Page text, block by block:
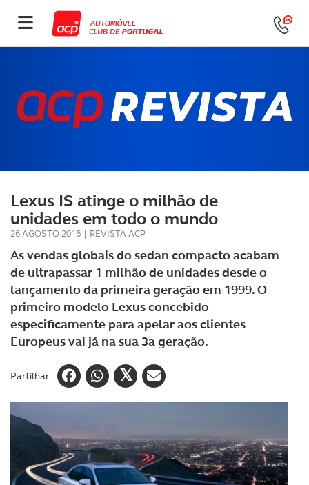
Lexus IS atinge o milhão de
unidades em todo o mundo
26 AGOSTO 2016 | REVISTA ACP
As vendas globais do sedan compacto acabam
de ultrapassar 1 milhão de unidades desde o
lançamento da primeira geração em 1999. O
primeiro modelo Lexus concebido
especificamente para apelar aos clientes
Europeus vai já na sua 3a geração.
Partilhar